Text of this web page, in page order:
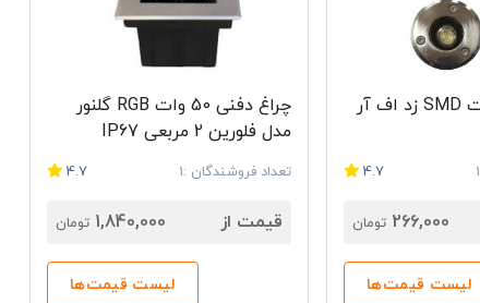
چراغ دفنی 1 وات SMD زد اف آر
4.7
266,000 تومان
لیست قیمت‌ها
چراغ دفنی 50 وات RGB گلنور
مدل فلورین 2 مربعی IP67
تعداد فروشندگان :1 4.7
قیمت از 1,840,000 تومان
لیست قیمت‌ها